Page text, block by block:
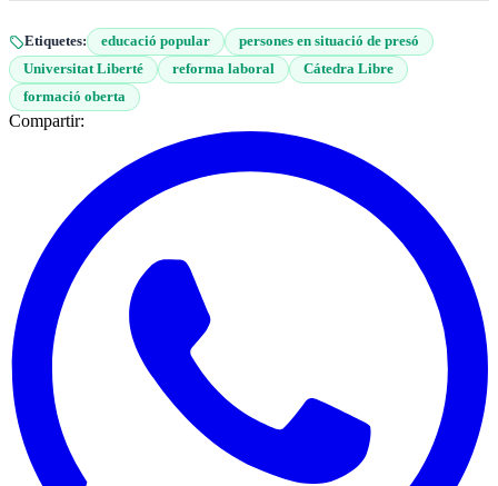
Etiquetes: educació popular
persones en situació de presó
Universitat Liberté
reforma laboral
Cátedra Libre
formació oberta
Compartir: